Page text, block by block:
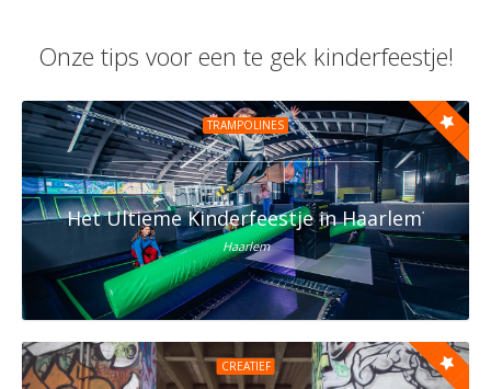
Onze tips voor een te gek kinderfeestje!
TRAMPOLINES
Het Ultieme Kinderfeestje in Haarlem? Vier
Haarlem
CREATIEF